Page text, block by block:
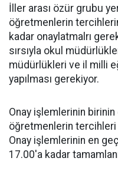
İller arası özür grubu
öğretmenlerin
kadar onaylatmalrı
sırsıyla okul
müdürlükleri ve il milli
yapılması gerekiyor.
Onay işlemlerinin
öğretmenlerin tercihleri
Onay işlemlerinin en
17.00'a kadar